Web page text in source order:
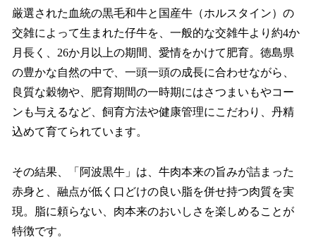
厳選された血統の黒毛和牛と国産牛（ホルスタイン）の
交雑によって生まれた仔牛を、一般的な交雑牛より約4か
月長く、26か月以上の期間、愛情をかけて肥育。徳島県
の豊かな自然の中で、一頭一頭の成長に合わせながら、
良質な穀物や、肥育期間の一時期にはさつまいもやコー
ンも与えるなど、飼育方法や健康管理にこだわり、丹精
込めて育てられています。
その結果、「阿波黒牛」は、牛肉本来の旨みが詰まった
赤身と、融点が低く口どけの良い脂を併せ持つ肉質を実
現。脂に頼らない、肉本来のおいしさを楽しめることが
特徴です。